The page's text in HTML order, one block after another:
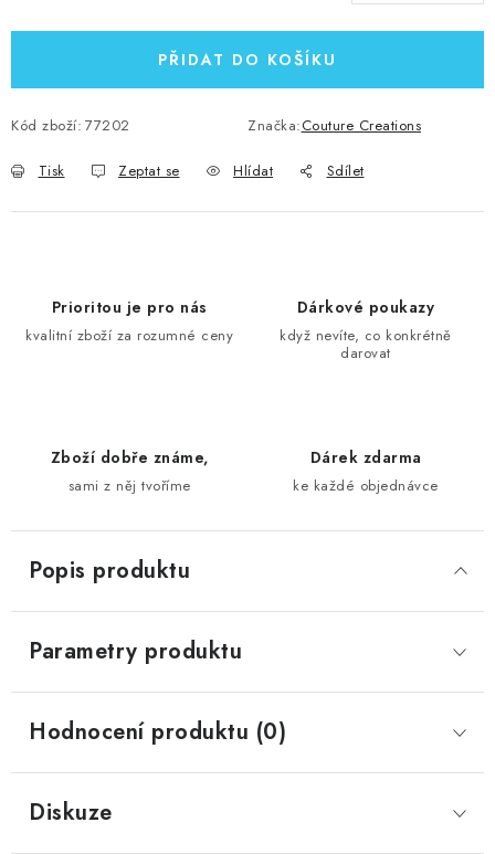
PŘIDAT DO KOŠÍKU
Kód zboží: 77202 Značka:Couture Creations
Tisk Zeptat se Hlídat Sdílet
Prioritou je pro nás
kvalitní zboží za rozumné ceny
Dárkové poukazy
když nevíte, co konkrétně
darovat
Zboží dobře známe,
sami z něj tvoříme
Dárek zdarma
ke každé objednávce
Popis produktu
Parametry produktu
Hodnocení produktu (0)
Diskuze